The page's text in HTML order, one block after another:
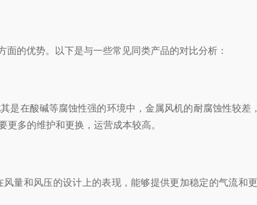
的优势。以下是与一些常见同类产品的对比分析：
在酸碱等腐蚀性强的环境中，金属风机的耐腐蚀性较差
多的维护和更换，运营成本较高。
和风压的设计上的表现，能够提供更加稳定的气流和